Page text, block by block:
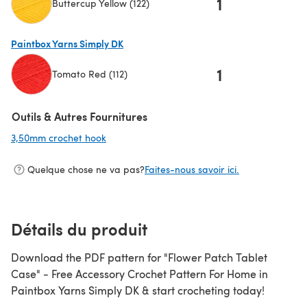
Buttercup Yellow (122)
Paintbox Yarns Simply DK
Tomato Red (112) 1
Outils & Autres Fournitures
3,50mm crochet hook
Quelque chose ne va pas?Faites-nous savoir ici.
Détails du produit
Download the PDF pattern for "Flower Patch Tablet
Case" - Free Accessory Crochet Pattern For Home in
Paintbox Yarns Simply DK & start crocheting today!